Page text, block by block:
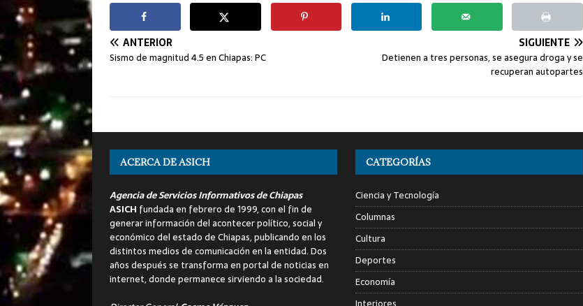
ANTERIOR
Sismo de magnitud 4.5 en Chiapas: PC
SIGUIENTE
Detienen a tres personas, se asegura droga y se
recuperan autopartes
ACERCA DE ASICH
Agencia de Servicios Informativos de Chiapas
ASICH fundada en febrero de 1999, con el fin de
generar información del acontecer político, social y
económico del estado de Chiapas, publicando en los
distintos medios de comunicación en la entidad. Dos
años después se transforma en portal de noticias en
internet, donde permanece sirviendo a la sociedad.
CATEGORÍAS
Ciencia y Tecnología
Columnas
Cultura
Deportes
Economía